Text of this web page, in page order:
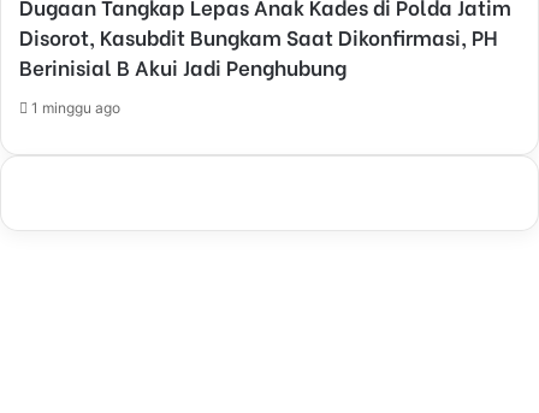
Dugaan Tangkap Lepas Anak Kades di Polda Jatim
Disorot, Kasubdit Bungkam Saat Dikonfirmasi, PH
Berinisial B Akui Jadi Penghubung
1 minggu ago